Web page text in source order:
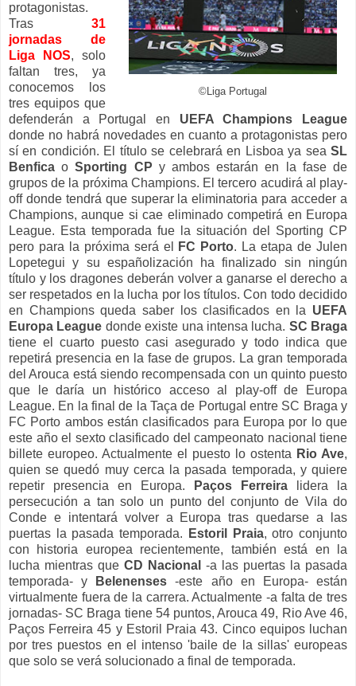
©Liga Portugal
protagonistas.
Tras31
jornadas de
Liga NOS, solo
faltan tres, ya
conocemos los
tres equipos que
defenderán a Portugal en UEFA Champions League
donde no habrá novedades en cuanto a protagonistas pero
sí en condición. El título se celebrará en Lisboa ya sea SL
Benfica oSporting CP y ambos estarán en la fase de
grupos de la próxima Champions. El tercero acudirá al play-
off donde tendrá que superar la eliminatoria para acceder a
Champions, aunque si cae eliminado competirá en Europa
League. Esta temporada fue la situación del Sporting CP
pero para la próxima será el
FC Porto. La etapa de Julen
Lopetegui y su españolización ha finalizado sin ningún
título y los dragones deberán volver a ganarse el derecho a
ser respetados en la lucha por los títulos. Con todo decidido
en Champions queda saber los clasificados en la UEFA
Europa League donde existe una intensa lucha. SC Braga
tiene el cuarto puesto casi asegurado y todo indica que
repetirá presencia en la fase de grupos. La gran temporada
del Arouca está siendo recompensada con un quinto puesto
que le daría un histórico acceso al play-off de Europa
League. En la final de la Taça de Portugal entre SC Braga y
FC Porto ambos están clasificados para Europa por lo que
este año el sexto clasificado del campeonato nacional tiene
billete europeo. Actualmente el puesto lo ostenta Rio Ave,
quien se quedó muy cerca la pasada temporada, y quiere
repetir presencia en Europa.
Paços Ferreira lidera la
persecución a tan solo un punto del conjunto de Vila do
Conde e intentará volver a Europa tras quedarse a las
puertas la pasada temporada.
Estoril Praia, otro conjunto
con historia europea recientemente, también está en la
lucha mientras que CD Nacional -a las puertas la pasada
temporada- y
Belenenses -este año en Europa- están
virtualmente fuera de la carrera. Actualmente -a falta de tres
jornadas- SC Braga tiene 54 puntos, Arouca 49, Rio Ave 46,
Paços Ferreira 45 y Estoril Praia 43. Cinco equipos luchan
por tres puestos en el intenso 'baile de la sillas' europeas
que solo se verá solucionado a final de temporada.